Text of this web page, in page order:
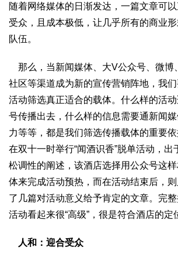
随着网络媒体的日渐发达，一篇文章可
受众，且成本极低，让几乎所有的商业
队伍。
那么，当新闻媒体、大V公众号、微博
社区等渠道成为新的宣传营销阵地，我
活动筛选真正适合的载体。什么样的活
号传播出去，什么样的信息需要通新闻
力等等，都是我们筛选传播载体的重要
在双十一时举行“闻酒识香”脱单活动，出
松调性的阐述，该酒店选择用公众号这
体来完成活动预热，而在活动结束后，
了几篇对活动意义给予肯定的文章。完
活动看起来很“高级”，很是符合酒店的定
人和：迎合受众